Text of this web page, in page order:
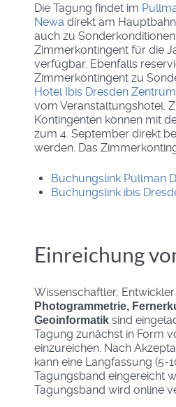
Die Tagung findet im
Newa direkt am
auch zu
Zimmerkontingent für die
verfügbar. Ebenfalls
Zimmerkontingent zu
Hotel Ibis Dresden Zentrum
vom Veranstaltungshotel.
Kontingenten können mit
zum 4. September direkt
werden. Das
Buchungslink Pullman
Buchungslink ibis
Einreichung
Wissenschaftler,
Photogrammetrie,
Geoinformatik sind
Tagung zunächst in Form
einzureichen. Nach
kann eine Langfassung (5-
Tagungsband eingereicht
Tagungsband wird online